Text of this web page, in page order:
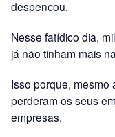
despencou.
Nesse fatídico dia,
já não tinham mais
Isso porque, mesmo
perderam os seus
empresas.